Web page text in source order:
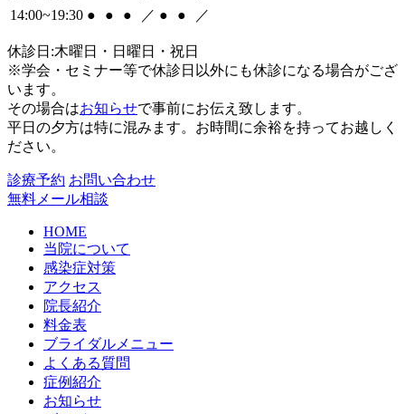
14:00~19:30 ● ● ● ／ ● ● ／
休診日:木曜日・日曜日・祝日
※学会・セミナー等で休診日以外にも休診になる場合がござ
います。
その場合はお知らせで事前にお伝え致します。
平日の夕方は特に混みます。お時間に余裕を持ってお越しく
ださい。
診療予約 お問い合わせ
無料メール相談
HOME
当院について
感染症対策
アクセス
院長紹介
料金表
ブライダルメニュー
よくある質問
症例紹介
お知らせ